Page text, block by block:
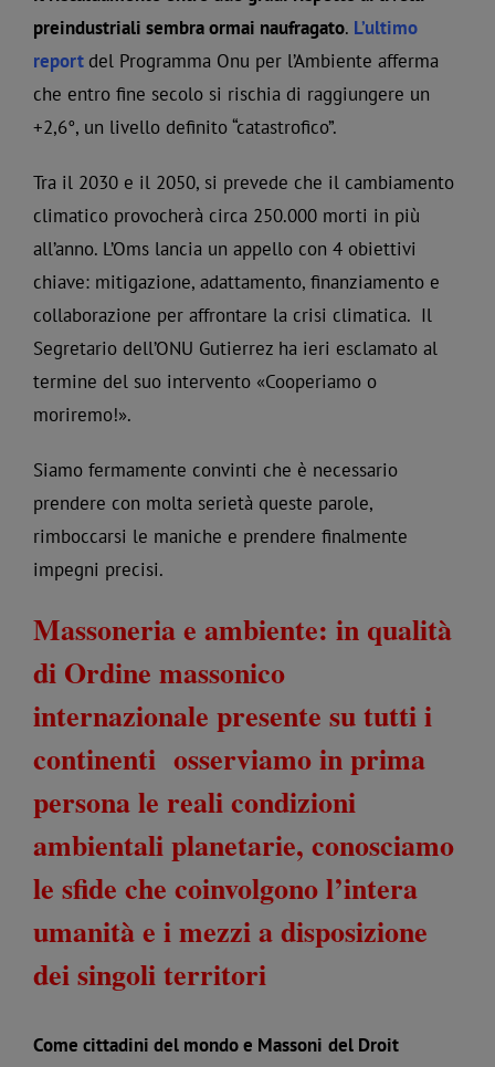
preindustriali sembra ormai naufragato. L’ultimo
report del Programma Onu per l’Ambiente afferma
che entro fine secolo si rischia di raggiungere un
+2,6°, un livello definito “catastrofico”.
Tra il 2030 e il 2050, si prevede che il cambiamento
climatico provocherà circa 250.000 morti in più
all’anno. L’Oms lancia un appello con 4 obiettivi
chiave: mitigazione, adattamento, finanziamento e
collaborazione per affrontare la crisi climatica. Il
Segretario dell’ONU Gutierrez ha ieri esclamato al
termine del suo intervento «Cooperiamo o
moriremo!».
Siamo fermamente convinti che è necessario
prendere con molta serietà queste parole,
rimboccarsi le maniche e prendere finalmente
impegni precisi.
Massoneria e ambiente: in qualità
di Ordine massonico
internazionale presente su tutti i
continenti osserviamo in prima
persona le reali condizioni
ambientali planetarie, conosciamo
le sfide che coinvolgono l’intera
umanità e i mezzi a disposizione
dei singoli territori
Come cittadini del mondo e Massoni del Droit